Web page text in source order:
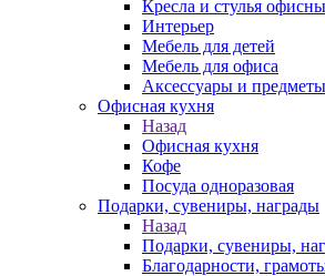
Кресла и стулья
Интерьер
Мебель для детей
Мебель для офиса
Аксессуары и
Офисная кухня
Назад
Офисная кухня
Кофе
Посуда одноразовая
Подарки, сувениры, награды
Назад
Подарки, сувениры,
Благодарности,